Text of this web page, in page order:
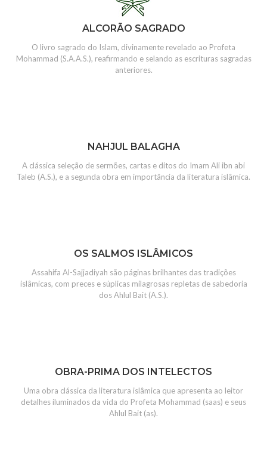
ALCORÃO SAGRADO
O livro sagrado do Islam, divinamente revelado ao Profeta
Mohammad (S.A.A.S.), reafirmando e selando as escrituras sagradas
anteriores.
NAHJUL BALAGHA
A clássica seleção de sermões, cartas e ditos do Imam Ali ibn abi
Taleb (A.S.), e a segunda obra em importância da literatura islâmica.
OS SALMOS ISLÂMICOS
Assahifa Al-Sajjadiyah são páginas brilhantes das tradições
islâmicas, com preces e súplicas milagrosas repletas de sabedoria
dos Ahlul Bait (A.S.).
OBRA-PRIMA DOS INTELECTOS
Uma obra clássica da literatura islâmica que apresenta ao leitor
detalhes iluminados da vida do Profeta Mohammad (saas) e seus
Ahlul Bait (as).